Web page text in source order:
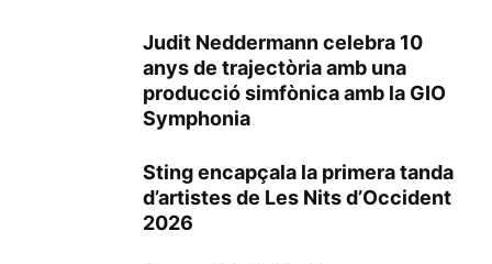
Judit Neddermann celebra 10
anys de trajectòria amb una
producció simfònica amb la GIO
Symphonia
Sting encapçala la primera tanda
d’artistes de Les Nits d’Occident
2026